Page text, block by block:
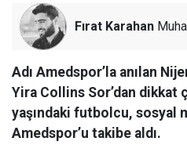
Fırat Karahan
Adı Amedspor’la anılan
Yira Collins Sor’dan dikkat
yaşındaki futbolcu, sosyal
Amedspor’u takibe aldı.